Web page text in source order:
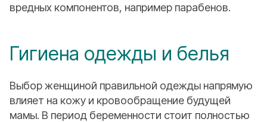
вредных компонентов, например парабенов.
Гигиена одежды и белья
Выбор женщиной правильной одежды напрямую
влияет на кожу и кровообращение будущей
мамы. В период беременности стоит полностью